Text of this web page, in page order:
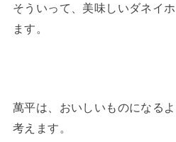
そういって、美味しいダネイ
ます。
萬平は、おいしいものになる
考えます。